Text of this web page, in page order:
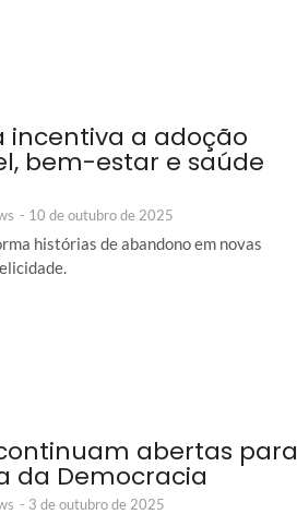
incentiva a adoção
bem-estar e saúde
- 10 de outubro de 2025
histórias de abandono em novas
abertas para
da Democracia
- 3 de outubro de 2025